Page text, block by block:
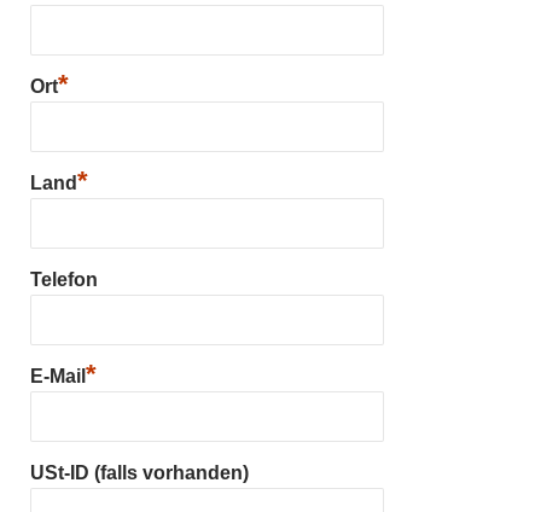
Ort*
Land*
Telefon
E-Mail *
USt-ID (falls vorhanden)